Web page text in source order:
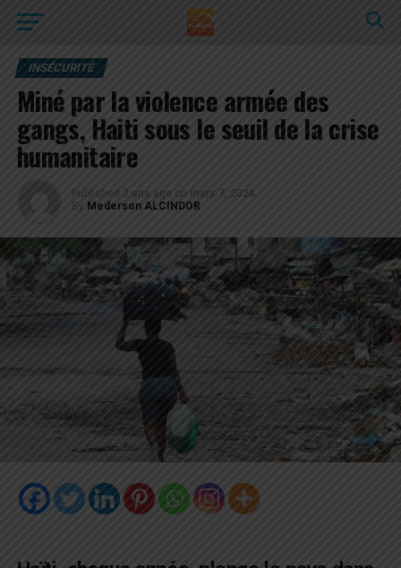
INSÉCURITÉ
Miné par la violence armée des
gangs, Haiti sous le seuil de la crise
humanitaire
Published 2 ans ago on
mars 7, 2024
By Mederson ALCINDOR